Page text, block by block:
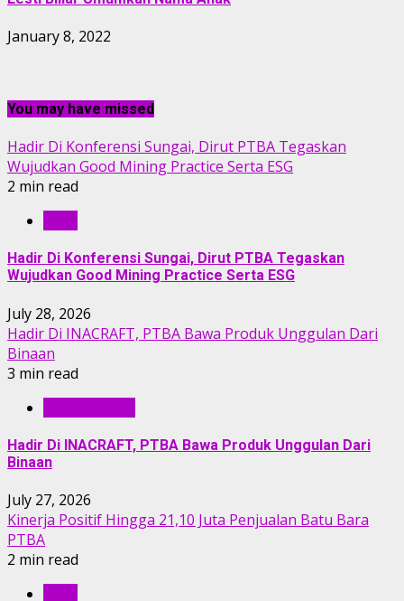
January 8, 2022
You may have missed
Hadir Di Konferensi Sungai, Dirut PTBA Tegaskan
Wujudkan Good Mining Practice Serta ESG
2 min read
Hadir Di Konferensi Sungai, Dirut PTBA Tegaskan
Wujudkan Good Mining Practice Serta ESG
July 28, 2026
Hadir Di INACRAFT, PTBA Bawa Produk Unggulan Dari
Binaan
3 min read
Hadir Di INACRAFT, PTBA Bawa Produk Unggulan Dari
Binaan
July 27, 2026
Kinerja Positif Hingga 21,10 Juta Penjualan Batu Bara
PTBA
2 min read